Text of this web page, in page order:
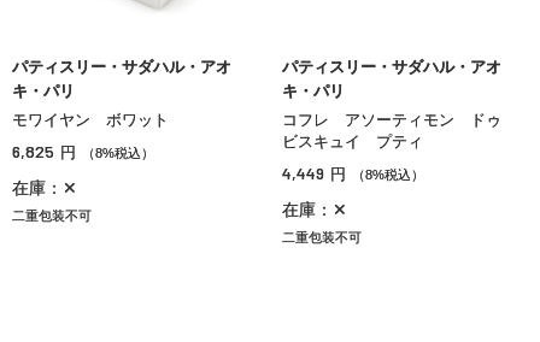
パティスリー・サダハル・アオ
キ・パリ
モワイヤン ボワット
6,825 円 （8%税込）
在庫：✕
二重包装不可
パティスリー・サダハル・アオ
キ・パリ
コフレ アソーティモン ドゥ
ビスキュイ プティ
4,449 円 （8%税込）
在庫：✕
二重包装不可